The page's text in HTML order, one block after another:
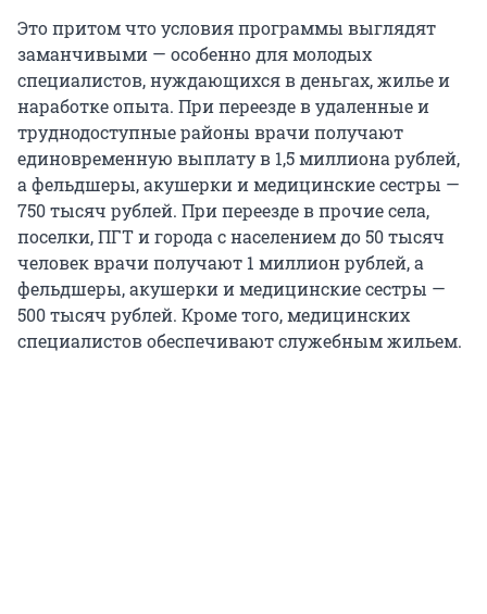
Это притом что условия программы выглядят
заманчивыми — особенно для молодых
специалистов, нуждающихся в деньгах, жилье и
наработке опыта. При переезде в удаленные и
труднодоступные районы врачи получают
единовременную выплату в 1,5 миллиона рублей,
а фельдшеры, акушерки и медицинские сестры —
750 тысяч рублей. При переезде в прочие села,
поселки, ПГТ и города с населением до 50 тысяч
человек врачи получают 1 миллион рублей, а
фельдшеры, акушерки и медицинские сестры —
500 тысяч рублей. Кроме того, медицинских
специалистов обеспечивают служебным жильем.